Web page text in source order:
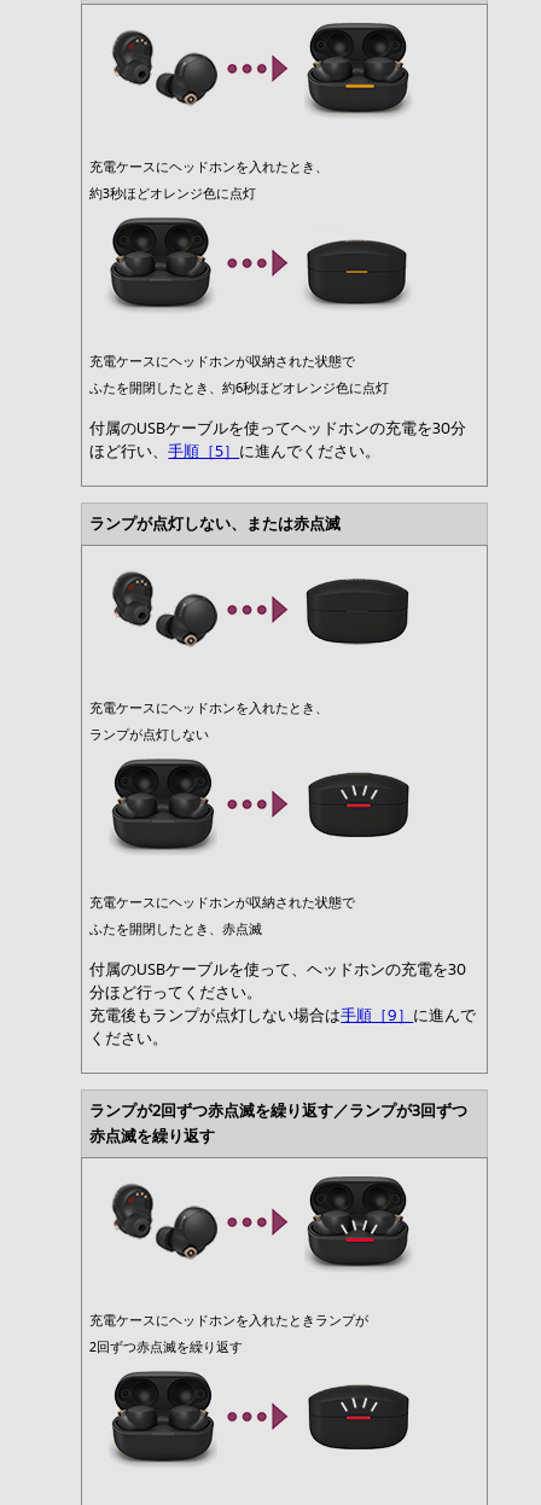
充電ケースにヘッドホンを入れたとき、
約3秒ほどオレンジ色に点灯
充電ケースにヘッドホンが収納された状態で
ふたを開閉したとき、約6秒ほどオレンジ色に点灯
付属のUSBケーブルを使ってヘッドホンの充電を30分
ほど行い、手順［5］ に進んでください。
ランプが点灯しない、または赤点滅
充電ケースにヘッドホンを入れたとき、
ランプが点灯しない
充電ケースにヘッドホンが収納された状態で
ふたを開閉したとき、赤点滅
付属のUSBケーブルを使って、ヘッドホンの充電を30
分ほど行ってください。
充電後もランプが点灯しない場合は手順［9］ に進んで
ください。
ランプが2回ずつ赤点滅を繰り返す／ランプが3回ずつ
赤点滅を繰り返す
充電ケースにヘッドホンを入れたときランプが
2回ずつ赤点滅を繰り返す